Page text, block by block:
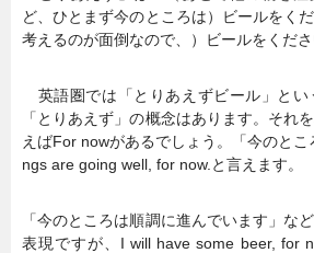
ど、ひとまず今のところは）ビールをく
考えるのが面倒なので、）ビールをくださ
英語圏では「とりあえずビール」とい
「とりあえず」の概念はあります。それ
えばFor nowがあるでしょう。「今のと
ngs are going well, for now.と言えます。
「今のところは順調に進んでいます」な
表現ですが、I will have some beer, for